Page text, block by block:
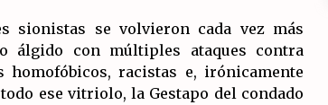
sionistas se volvieron cada vez más
álgido con múltiples ataques contra
racistas e, irónicamente
ese vitriolo, la Gestapo del condado